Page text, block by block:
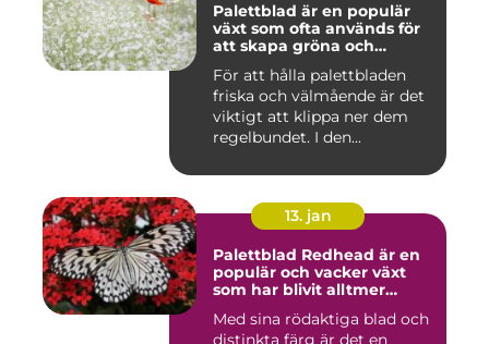
Palettblad är en populär
växt som ofta används för
att skapa gröna och
inomhusmiljöer
För att hålla palettbladen
friska och välmående är det
viktigt att klippa ner dem
regelbundet. I den...
13. jan
Palettblad Redhead är en
populär och vacker växt
som har blivit alltmer
trädgårdsentusiaster
Med sina rödaktiga blad och
distinkta färg är det en